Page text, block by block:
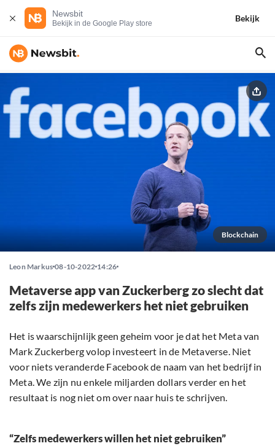
Newsbit
Bekijk in de Google Play store
Bekijk
Blockchain
Leon Markus 08-10-2022 14:26
Metaverse app van Zuckerberg zo slecht dat
zelfs zijn medewerkers het niet gebruiken
Het is waarschijnlijk geen geheim voor je dat het Meta van
Mark Zuckerberg volop investeert in de Metaverse. Niet
voor niets veranderde Facebook de naam van het bedrijf in
Meta. We zijn nu enkele miljarden dollars verder en het
resultaat is nog niet om over naar huis te schrijven.
“Zelfs medewerkers willen het niet gebruiken”